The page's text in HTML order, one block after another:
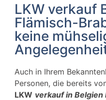
LKW verkauf
Flämisch-
keine
Auch in Ihrem
Personen, die bereits
LKW verkauf in Belgien